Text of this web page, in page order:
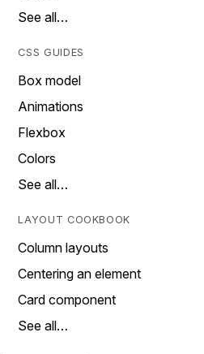
See all…
CSS GUIDES
Box model
Animations
Flexbox
Colors
See all…
LAYOUT COOKBOOK
Column layouts
Centering an element
Card component
See all…